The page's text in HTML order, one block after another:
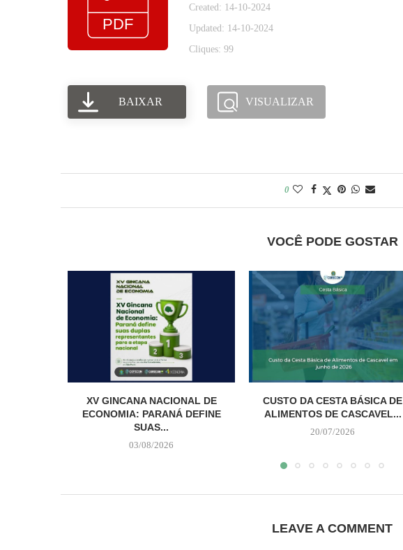
Created: 14-10-2024
Updated: 14-10-2024
Cliques: 99
BAIXAR VISUALIZAR
0
VOCÊ PODE GOSTAR
XV GINCANA NACIONAL DE
ECONOMIA: PARANÁ DEFINE
SUAS...
03/08/2026
CUSTO DA CESTA BÁSICA DE
ALIMENTOS DE CASCAVEL...
20/07/2026
LEAVE A COMMENT